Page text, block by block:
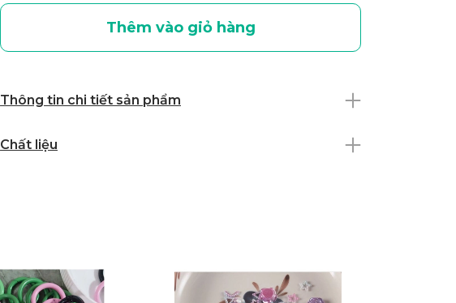
Thêm vào giỏ hàng
Thông tin chi tiết sản phẩm
Chất liệu